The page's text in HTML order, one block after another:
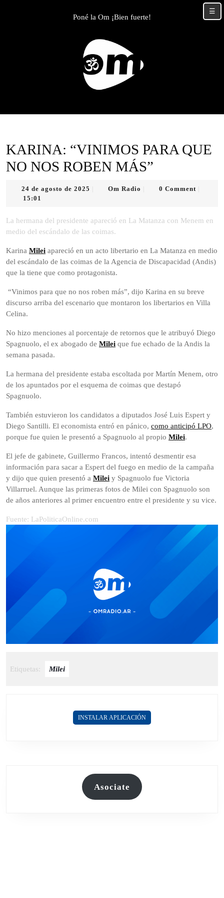
Poné la Om ¡Bien fuerte!
KARINA: “VINIMOS PARA QUE
NO NOS ROBEN MÁS”
24 de agosto de 2025
2025
Om Radio 0 Comment
15:01
La hermana del presidente apareció en La Matanza con Menem en
medio del escándalo de las coimas.
Karina Milei apareció en un acto libertario en La Matanza en medio
del escándalo de las coimas de la Agencia de Discapacidad (Andis)
que la tiene que como protagonista.
“Vinimos para que no nos roben más”, dijo Karina en su breve
discurso arriba del escenario que montaron los libertarios en Villa
Celina.
No hizo menciones al porcentaje de retornos que le atribuyó Diego
Spagnuolo, el ex abogado de Milei que fue echado de la Andis la
semana pasada.
La hermana del presidente estaba escoltada por Martín Menem, otro
de los apuntados por el esquema de coimas que destapó
Spagnuolo.
También estuvieron los candidatos a diputados José Luis Espert y
Diego Santilli. El economista entró en pánico, como anticipó LPO,
porque fue quien le presentó a Spagnuolo al propio Milei.
El jefe de gabinete, Guillermo Francos, intentó desmentir esa
información para sacar a Espert del fuego en medio de la campaña
y dijo que quien presentó a Milei y Spagnuolo fue Victoria
Villarruel. Aunque las primeras fotos de Milei con Spagnuolo son
de años anteriores al primer encuentro entre el presidente y su vice.
Fuente: LaPoliticaOnline.com
Etiquetas: Milei
INSTALAR APLICACIÓN
Asociate
☰